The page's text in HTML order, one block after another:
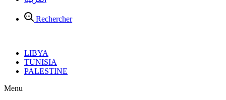
Rechercher
LIBYA
TUNISIA
PALESTINE
Menu